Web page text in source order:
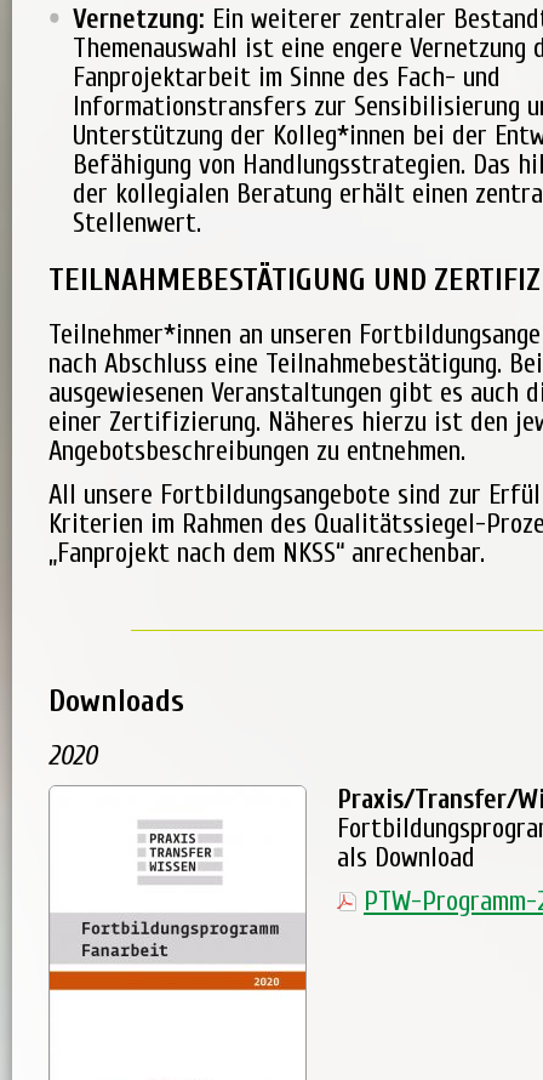
Vernetzung: Ein weiterer zentraler
Themenauswahl ist eine engere Vernetzung
Fanprojektarbeit im Sinne des Fach- und
Informationstransfers zur Sensibilisierung
Unterstützung der Kolleg*innen bei der
Befähigung von Handlungsstrategien. Das
der kollegialen Beratung erhält einen
Stellenwert.
TEILNAHMEBESTÄTIGUNG UND
Teilnehmer*innen an unseren
nach Abschluss eine Teilnahmebestätigung.
ausgewiesenen Veranstaltungen gibt es auch
einer Zertifizierung. Näheres hierzu ist den
Angebotsbeschreibungen zu entnehmen.
All unsere Fortbildungsangebote sind zur
Kriterien im Rahmen des Qualitätssiegel-
„Fanprojekt nach dem NKSS“ anrechenbar.
Downloads
2020
Praxis/Transfer/
als Download
PTW-